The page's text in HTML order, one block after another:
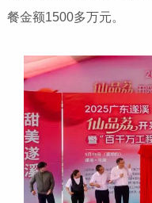
餐金额1500多万元。